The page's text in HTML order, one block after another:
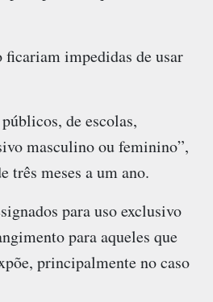
ficariam impedidas de usar
de escolas,
masculino ou feminino”,
três meses a um ano.
para uso exclusivo
para aqueles que
principalmente no caso